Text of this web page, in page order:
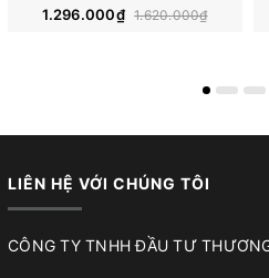
1.296.000₫ 1.620.000₫
LIÊN HỆ VỚI CHÚNG TÔI
CÔNG TY TNHH ĐẦU TƯ